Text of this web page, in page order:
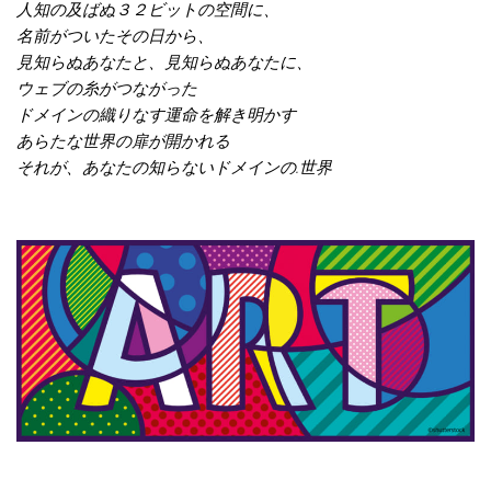
人知の及ばぬ３２ビットの空間に、
名前がついたその日から、
見知らぬあなたと、見知らぬあなたに、
ウェブの糸がつながった
ドメインの織りなす運命を解き明かす
あらたな世界の扉が開かれる
それが、あなたの知らないドメインの.世界